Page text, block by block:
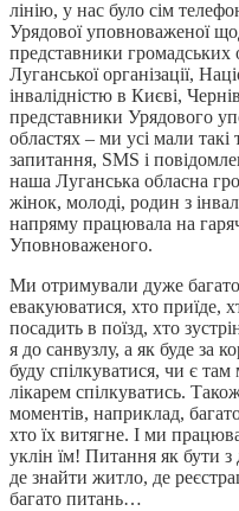
лінію, у нас було сім
Урядової уповноваженої
представники громадських
Луганської організації,
інвалідністю в Києві,
представники Урядового
областях – ми усі мали
запитання, SMS і
наша Луганська обласна
жінок, молоді, родин з
напряму працювала на
Уповноваженого.
Ми отримували дуже
евакуюватися, хто приїде,
посадить в поїзд, хто
я до санвузлу, а як буде за
буду спілкуватися, чи є
лікарем спілкуватись.
моментів, наприклад,
хто їх витягне. І ми
уклін їм! Питання як бути з
де знайти житло, де
багато питань…